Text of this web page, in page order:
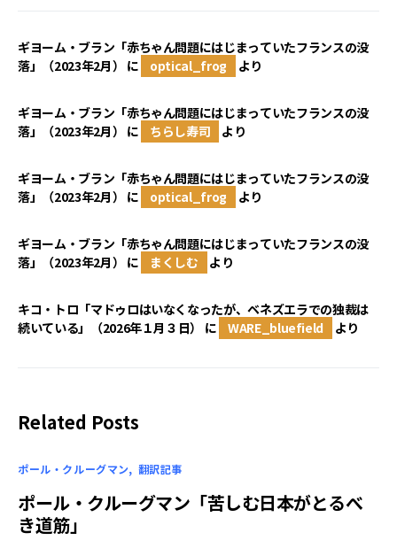
ギヨーム・ブラン「赤ちゃん問題にはじまっていたフランスの没
落」（2023年2月） に optical_frog より
ギヨーム・ブラン「赤ちゃん問題にはじまっていたフランスの没
落」（2023年2月） に ちらし寿司 より
ギヨーム・ブラン「赤ちゃん問題にはじまっていたフランスの没
落」（2023年2月） に optical_frog より
ギヨーム・ブラン「赤ちゃん問題にはじまっていたフランスの没
落」（2023年2月） に まくしむ より
キコ・トロ「マドゥロはいなくなったが、ベネズエラでの独裁は
続いている」（2026年１月３日）
に WARE_bluefield より
Related Posts
ポール・クルーグマン 翻訳記事
ポール・クルーグマン「苦しむ日本がとるべ
き道筋」